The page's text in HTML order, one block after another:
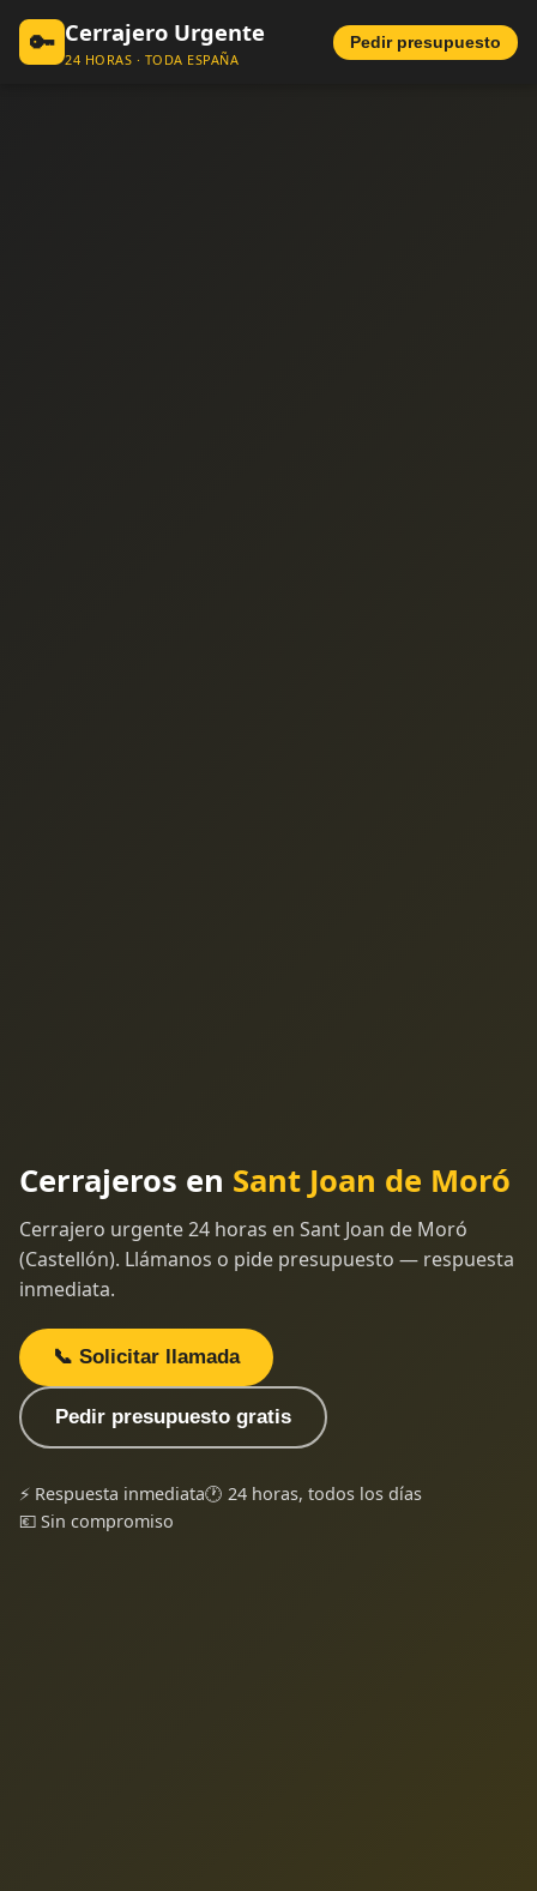
🔑 Cerrajero Urgente
24 HORAS · TODA ESPAÑA
Pedir presupuesto
Cerrajeros en Sant Joan de Moró
Cerrajero urgente 24 horas en Sant Joan de Moró
(Castellón). Llámanos o pide presupuesto — respuesta
inmediata.
📞 Solicitar llamada
Pedir presupuesto gratis
⚡ Respuesta inmediata🕐 24 horas, todos los días
💶 Sin compromiso